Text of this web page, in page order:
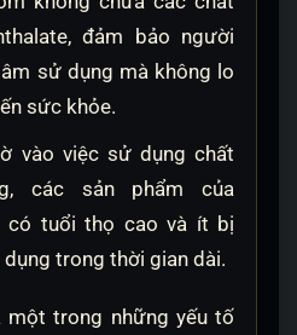
đảm bảo người
sử dụng mà không lo
sức khỏe.
vào việc sử dụng chất
các sản phẩm của
có tuổi thọ cao và ít bị
trong thời gian dài.
một trong những yếu tố